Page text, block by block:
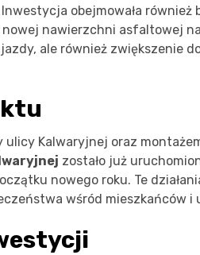
obejmowała również
nawierzchni asfaltowej
ale również zwiększenie
Kalwaryjnej oraz
zostało już
nowego roku. Te
wśród mieszkańców i